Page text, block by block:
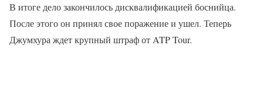
В итоге дело закончилось дисквалификацией боснийца.
После этого он принял свое поражение и ушел. Теперь
Джумхура ждет крупный штраф от ATP Tour.